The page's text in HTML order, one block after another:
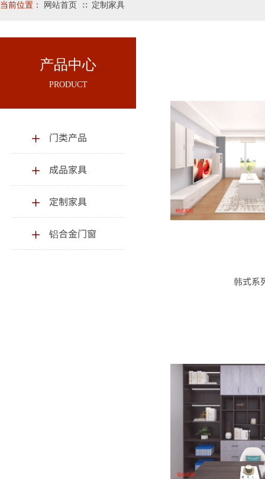
网站首页 ∷ 定制家具
当前位置：
韩式系
产品中心
PRODUCT
门类产品
成品家具
定制家具
铝合金门窗